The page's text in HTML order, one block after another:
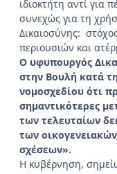
ιδιοκτήτη αντί για
συνεχώς για τη
Δικαιοσύνης:
περιουσιών και
Ο υφυπουργός
στην Βουλή κατά
νομοσχεδίου ότι
σημαντικότερες
των τελευταίων
των
σχέσεων».
Η κυβέρνηση,